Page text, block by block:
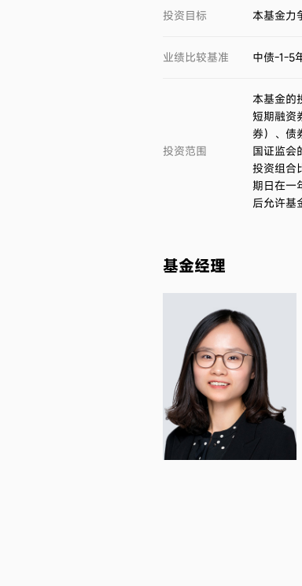
投资目标 本基金力
业绩比较基准 中债-1-5
投资范围
本基金的
短期融资
券）、债
国证监会
投资组合
期日在一
后允许基
基金经理